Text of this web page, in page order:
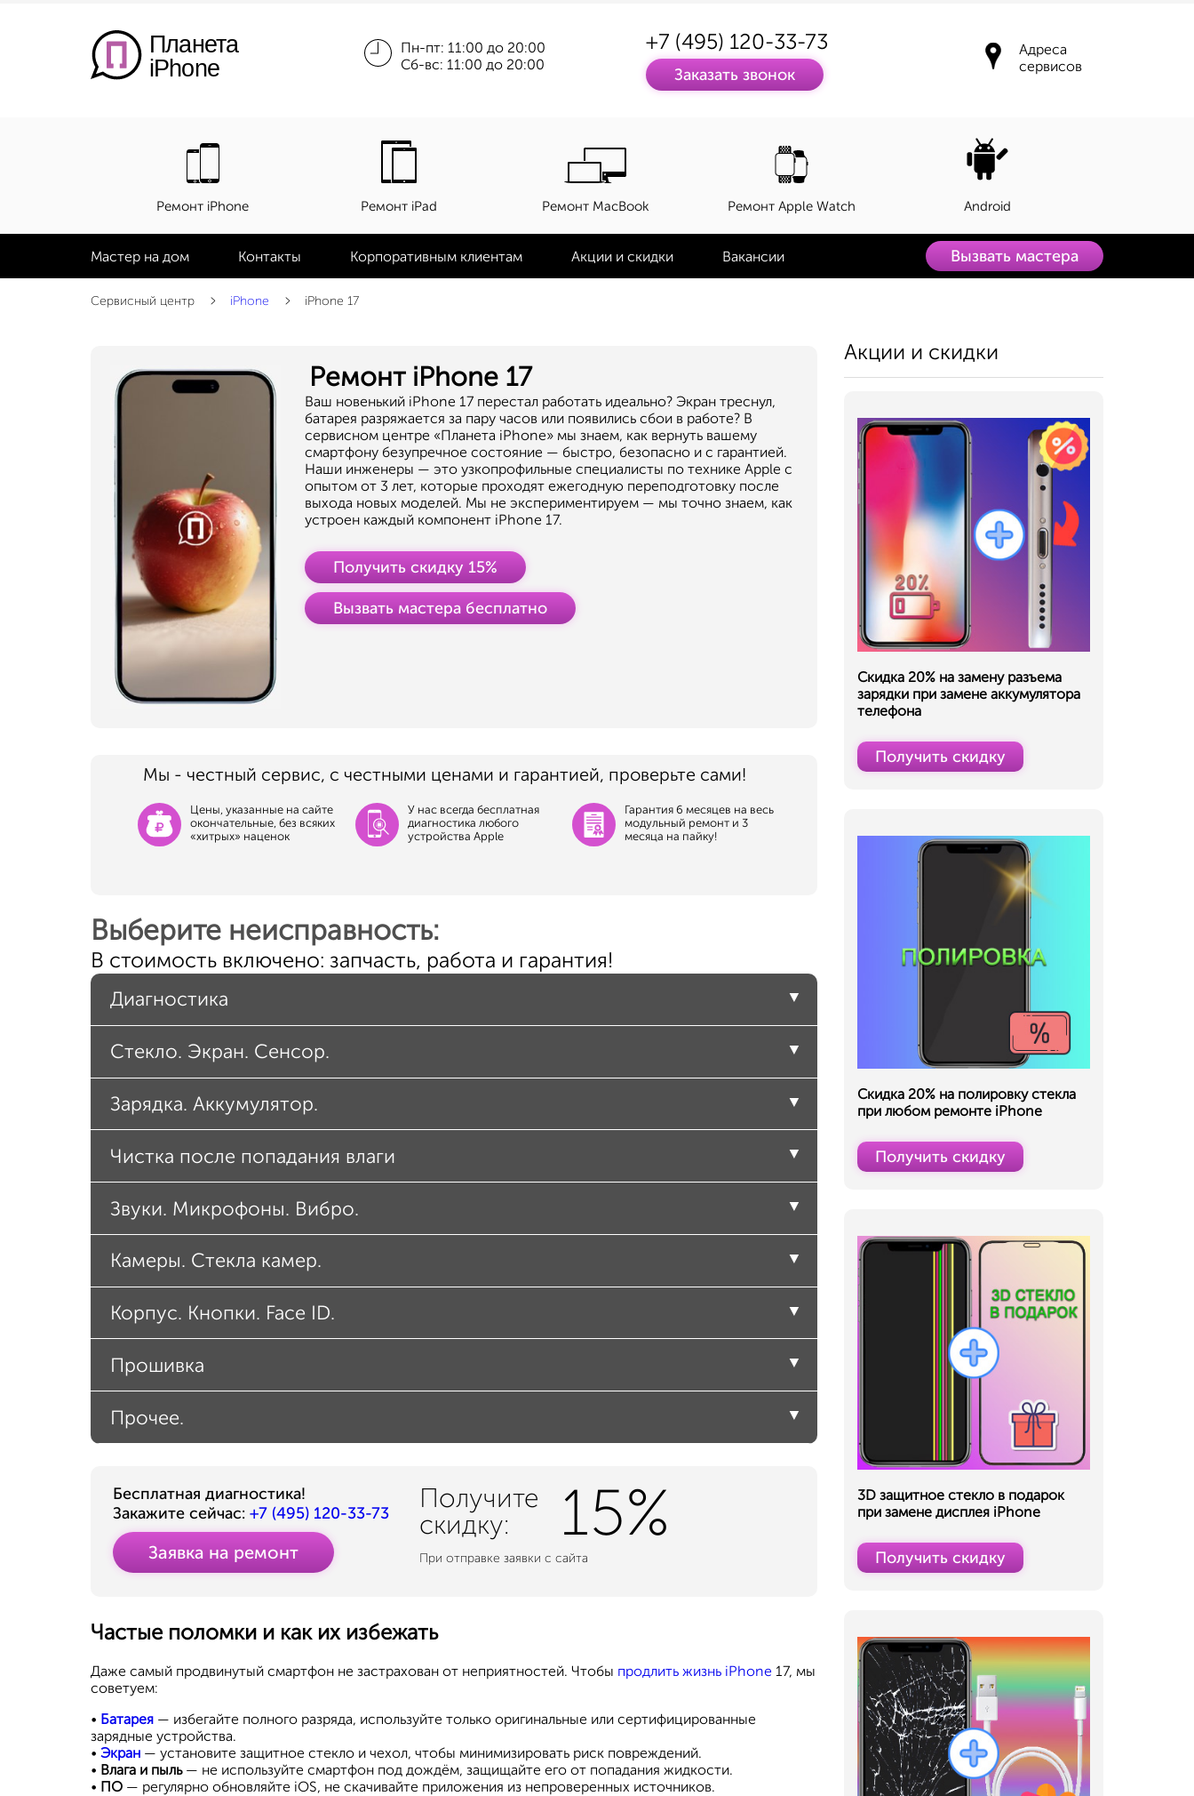
Планета
iPhone
Пн-пт: 11:00 до 20:00
Сб-вс: 11:00 до 20:00
+7 (495) 120-33-73
Заказать звонок
Адреса
сервисов
Ремонт iPhone Ремонт iPad Ремонт MacBook Ремонт Apple Watch Android
Мастер на дом Контакты Корпоративным клиентам Акции и скидки Вакансии Вызвать мастера
Сервисный центр iPhone iPhone 17
Ремонт iPhone 17
Ваш новенький iPhone 17 перестал работать идеально? Экран треснул,
батарея разряжается за пару часов или появились сбои в работе? В
сервисном центре «Планета iPhone» мы знаем, как вернуть вашему
смартфону безупречное состояние — быстро, безопасно и с гарантией.
Наши инженеры — это узкопрофильные специалисты по технике Apple с
опытом от 3 лет, которые проходят ежегодную переподготовку после
выхода новых моделей. Мы не экспериментируем — мы точно знаем, как
устроен каждый компонент iPhone 17.
Получить скидку 15%
Вызвать мастера бесплатно
Мы - честный сервис, с честными ценами и гарантией, проверьте сами!
Цены, указанные на сайте
окончательные, без всяких
«хитрых» наценок
У нас всегда бесплатная
диагностика любого
устройства Apple
Гарантия 6 месяцев на весь
модульный ремонт и 3
месяца на пайку!
Выберите неисправность:
В стоимость включено: запчасть, работа и гарантия!
Диагностика
Стекло. Экран. Сенсор.
Зарядка. Аккумулятор.
Чистка после попадания влаги
Звуки. Микрофоны. Вибро.
Камеры. Стекла камер.
Корпус. Кнопки. Face ID.
Прошивка
Прочее.
Бесплатная диагностика!
Закажите сейчас: +7 (495) 120-33-73
Заявка на ремонт
Получите
скидку:
15%
При отправке заявки с сайта
Частые поломки и как их избежать
Даже самый продвинутый смартфон не застрахован от неприятностей. Чтобы продлить жизнь iPhone 17, мы
советуем:
• Батарея — избегайте полного разряда, используйте только оригинальные или сертифицированные
зарядные устройства.
• Экран — установите защитное стекло и чехол, чтобы минимизировать риск повреждений.
• Влага и пыль— не используйте смартфон под дождём, защищайте его от попадания жидкости.
• ПО — регулярно обновляйте iOS, не скачивайте приложения из непроверенных источников.
Акции и скидки
Скидка 20% на замену разъема
зарядки при замене аккумулятора
телефона
Получить скидку
Скидка 20% на полировку стекла
при любом ремонте iPhone
Получить скидку
3D защитное стекло в подарок
при замене дисплея iPhone
Получить скидку